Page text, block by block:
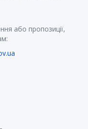
або пропозиції,